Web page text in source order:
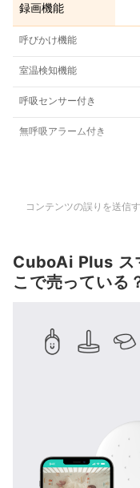
録画機能
呼びかけ機能
室温検知機能
呼吸センサー付き
無呼吸アラーム付き
コンテンツの誤りを送信
CuboAi Plus ス
こで売っている